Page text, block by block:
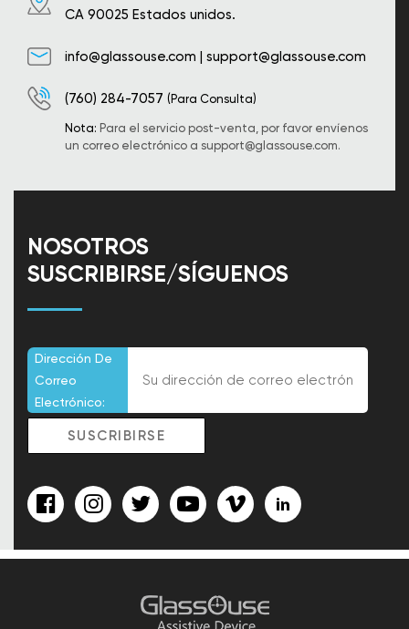
CA 90025 Estados unidos.
info@glassouse.com | support@glassouse.com
(760) 284-7057 (Para Consulta)
Nota: Para el servicio post-venta, por favor envíenos
un correo electrónico a support@glassouse.com.
NOSOTROS
SUSCRIBIRSE/SÍGUENOS
Dirección De
Correo
Electrónico: